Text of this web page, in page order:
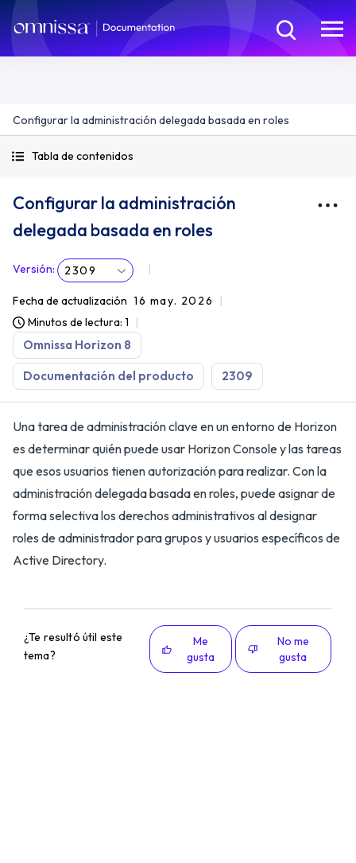
Configurar la administración delegada basada en roles
Tabla de contenidos
Configurar la administración
delegada basada en roles
Versión: 2309
Fecha de actualización 16 may. 2026
Minutos de lectura: 1
Omnissa Horizon 8
Documentación del producto 2309
Una tarea de administración clave en un entorno de Horizon
es determinar quién puede usar Horizon Console y las tareas
que esos usuarios tienen autorización para realizar. Con la
administración delegada basada en roles, puede asignar de
forma selectiva los derechos administrativos al designar
roles de administrador para grupos y usuarios específicos de
Active Directory.
¿Te resultó útil este
tema?
Me
gusta
No me
gusta